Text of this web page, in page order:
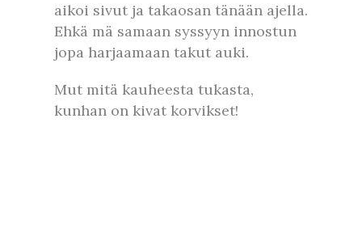
aikoi sivut ja takaosan tänään ajella.
Ehkä mä samaan syssyyn innostun
jopa harjaamaan takut auki.
Mut mitä kauheesta tukasta,
kunhan on kivat korvikset!